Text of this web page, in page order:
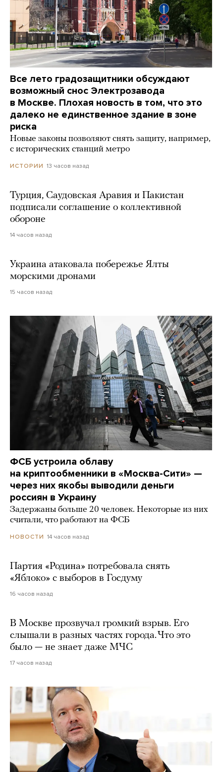
Все лето градозащитники обсуждают
возможный снос Электрозавода
в Москве. Плохая новость в том, что это
далеко не единственное здание в зоне
риска
Новые законы позволяют снять защиту, например,
с исторических станций метро
ИСТОРИИ 13 часов назад
Турция, Саудовская Аравия и Пакистан
подписали соглашение о коллективной
обороне
14 часов назад
Украина атаковала побережье Ялты
морскими дронами
15 часов назад
ФСБ устроила облаву
на криптообменники в «Москва-Сити» —
через них якобы выводили деньги
россиян в Украину
Задержаны больше 20 человек. Некоторые из них
считали, что работают на ФСБ
НОВОСТИ 14 часов назад
Партия «Родина» потребовала снять
«Яблоко» с выборов в Госдуму
16 часов назад
В Москве прозвучал громкий взрыв. Его
слышали в разных частях города. Что это
было — не знает даже МЧС
17 часов назад